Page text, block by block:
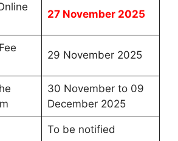
27 November 2025
29 November 2025
30 November to 09
December 2025
To be notified